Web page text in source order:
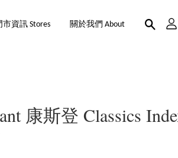
市資訊 Stores 關於我們 About
康斯登 Classics